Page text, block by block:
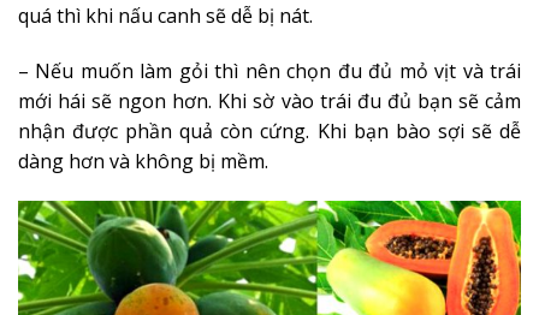
quá thì khi nấu canh sẽ dễ bị nát.
– Nếu muốn làm gỏi thì nên chọn đu đủ mỏ vịt và trái
mới hái sẽ ngon hơn. Khi sờ vào trái đu đủ bạn sẽ cảm
nhận được phần quả còn cứng. Khi bạn bào sợi sẽ dễ
dàng hơn và không bị mềm.